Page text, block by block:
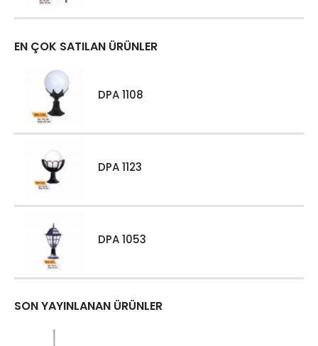
EN ÇOK SATILAN ÜRÜNLER
DPA 1108
DPA 1123
DPA 1053
SON YAYINLANAN ÜRÜNLER